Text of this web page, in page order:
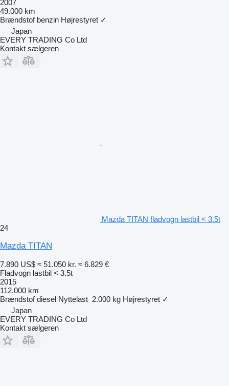
2007
49.000 km
Brændstof benzin Højrestyret ✓
Japan
EVERY TRADING Co Ltd
Kontakt sælgeren
Mazda TITAN fladvogn lastbil < 3.5t
24
Mazda TITAN
7.890 US$ ≈ 51.050 kr. ≈ 6.829 €
Fladvogn lastbil < 3.5t
2015
112.000 km
Brændstof diesel Nyttelast 2.000 kg Højrestyret ✓
Japan
EVERY TRADING Co Ltd
Kontakt sælgeren